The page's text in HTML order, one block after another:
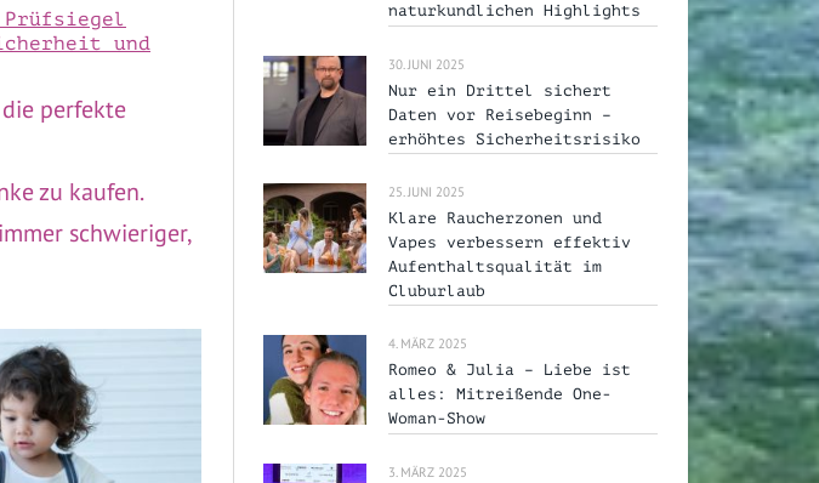
und
perfekte
zu kaufen.
schwieriger,
naturkundlichen Highlights
30. JUNI 2025
Nur ein Drittel sichert
Daten vor Reisebeginn –
erhöhtes Sicherheitsrisiko
25. JUNI 2025
Klare Raucherzonen und
Vapes verbessern effektiv
Aufenthaltsqualität im
Cluburlaub
4. MÄRZ 2025
Romeo & Julia – Liebe ist
alles: Mitreißende One-
Woman-Show
3. MÄRZ 2025